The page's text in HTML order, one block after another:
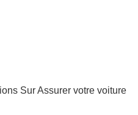
Sur Assurer votre voiture